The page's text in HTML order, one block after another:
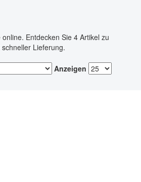
Entdecken Sie 4 Artikel zu
Lieferung.
Anzeigen